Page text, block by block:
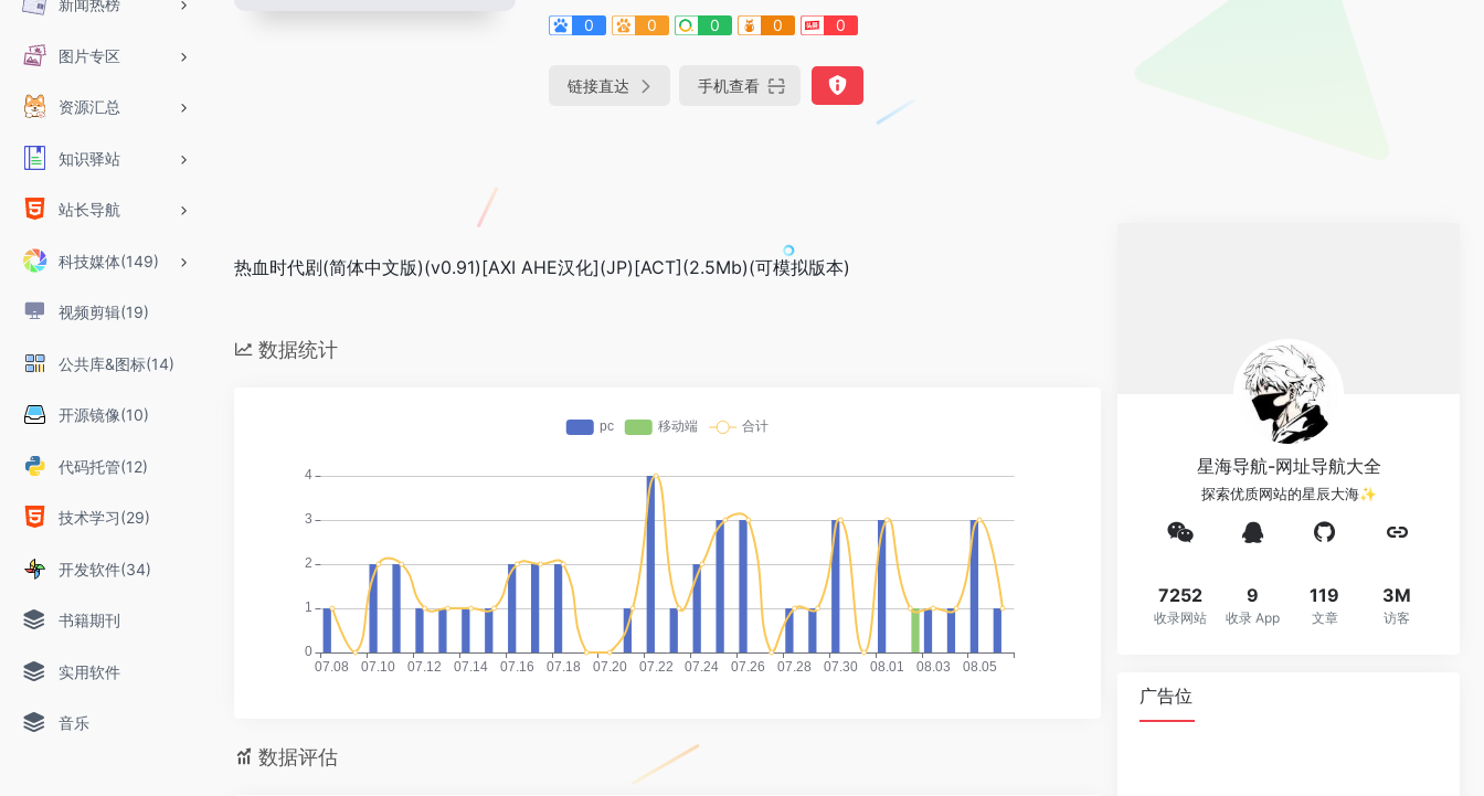
新闻热榜
图片专区
资源汇总
知识驿站
站长导航
科技媒体(149)
视频剪辑(19)
公共库&图标(14)
开源镜像(10)
代码托管(12)
技术学习(29)
开发软件(34)
书籍期刊
实用软件
音乐
0
0 0 0 0
链接直达 手机查看
热血时代剧(简体中文版)(v0.91)[AXI AHE汉化](JP)[ACT](2.5Mb)(可模拟版本)
数据统计
数据评估
星海导航-网址导航大全
探索优质网站的星辰大海✨
7252
收录网站
9
收录 App
119
文章
3M
访客
广告位